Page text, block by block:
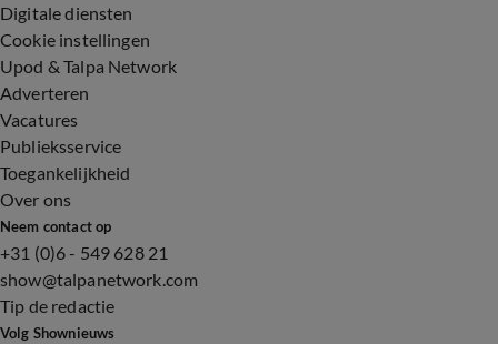
Digitale diensten
Cookie instellingen
Upod & Talpa Network
Adverteren
Vacatures
Publieksservice
Toegankelijkheid
Over ons
Neem contact op
+31 (0)6 - 549 628 21
show@talpanetwork.com
Tip de redactie
Volg Shownieuws